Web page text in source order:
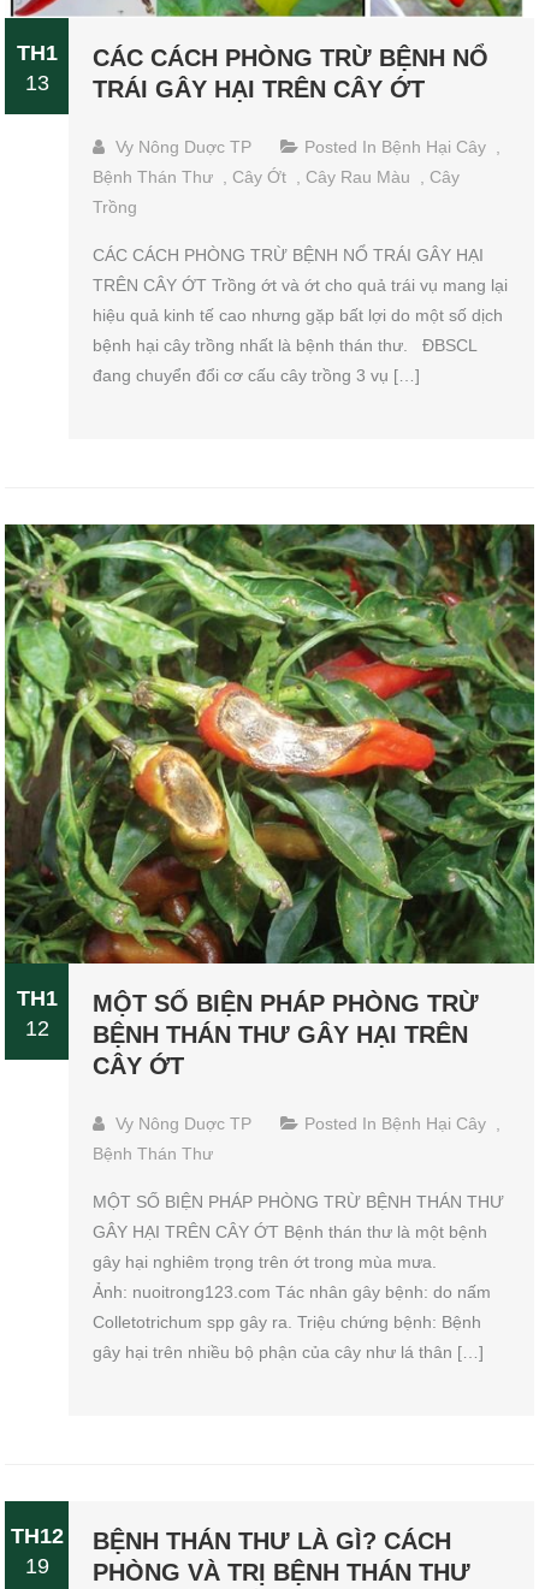
TH1
13
CÁC CÁCH PHÒNG TRỪ BỆNH NỔ
TRÁI GÂY HẠI TRÊN CÂY ỚT
Vy Nông Duợc TP Posted In Bệnh Hại Cây ,
Bệnh Thán Thư , Cây Ớt , Cây Rau Màu , Cây
Trồng
CÁC CÁCH PHÒNG TRỪ BỆNH NỔ TRÁI GÂY HẠI
TRÊN CÂY ỚT Trồng ớt và ớt cho quả trái vụ mang lại
hiệu quả kinh tế cao nhưng gặp bất lợi do một số dịch
bệnh hại cây trồng nhất là bệnh thán thư. ĐBSCL
đang chuyển đổi cơ cấu cây trồng 3 vụ […]
TH1
12
MỘT SỐ BIỆN PHÁP PHÒNG TRỪ
BỆNH THÁN THƯ GÂY HẠI TRÊN
CÂY ỚT
Vy Nông Duợc TP Posted In Bệnh Hại Cây ,
Bệnh Thán Thư
MỘT SỐ BIỆN PHÁP PHÒNG TRỪ BỆNH THÁN THƯ
GÂY HẠI TRÊN CÂY ỚT Bệnh thán thư là một bệnh
gây hại nghiêm trọng trên ớt trong mùa mưa.
Ảnh: nuoitrong123.com Tác nhân gây bệnh: do nấm
Colletotrichum spp gây ra. Triệu chứng bệnh: Bệnh
gây hại trên nhiều bộ phận của cây như lá thân […]
TH12
19
BỆNH THÁN THƯ LÀ GÌ? CÁCH
PHÒNG VÀ TRỊ BỆNH THÁN THƯ